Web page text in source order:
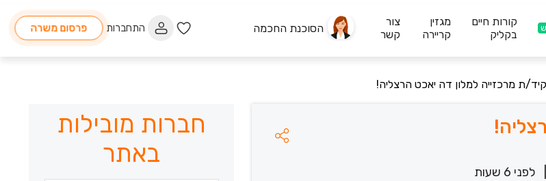
קורות חיים
בקליק
מגזין
קריירה
צור
קשר
הסוכנת החכמה התחברות פרסום משרה
ת מרכזייה למלון דה יאכט הרצליה!
לפני 6 שעות
חברות מובילות
באתר